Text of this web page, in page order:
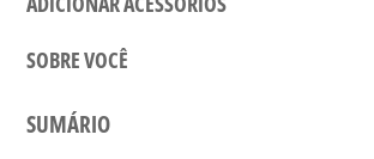
SOBRE VOCÊ
SUMÁRIO